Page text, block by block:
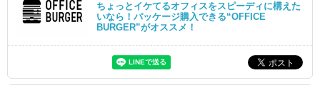
ちょっとイケてるオフィスをスピーディに構えた
いなら！パッケージ購入できる“OFFICE
BURGER”がオススメ！